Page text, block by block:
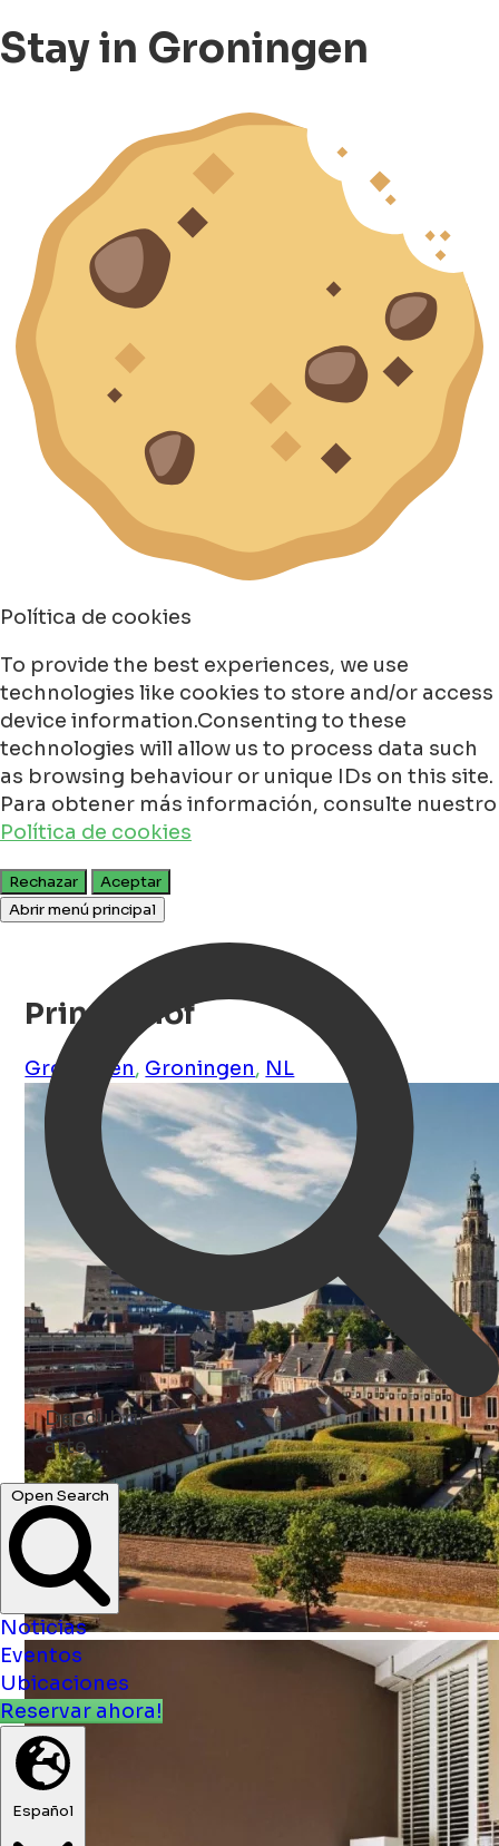
Stay in Groningen
Política de cookies
To provide the best experiences, we use
technologies like cookies to store and/or access
device information.Consenting to these
technologies will allow us to process data such
as browsing behaviour or unique IDs on this site.
Para obtener más información, consulte nuestro
Política de cookies
Rechazar
Aceptar
Abrir menú principal
Descubrir
arte. ...
parques ...
Open Search
Noticias
Eventos
Ubicaciones
Reservar ahora!
Español
Prinsenhof
Groningen, Groningen, NL